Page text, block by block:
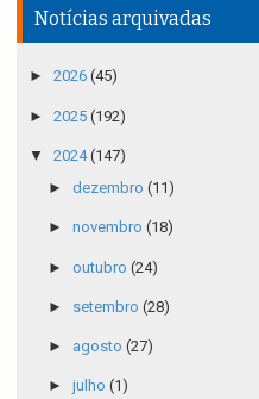
Notícias arquivadas
► 2026 (45)
► 2025 (192)
▼ 2024(147)
► dezembro (11)
► novembro (18)
► outubro (24)
► setembro (28)
► agosto (27)
► julho (1)